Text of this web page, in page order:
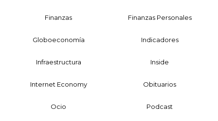
Finanzas Finanzas Personales
Globoeconomía Indicadores
Infraestructura Inside
Internet Economy Obituarios
Ocio Podcast